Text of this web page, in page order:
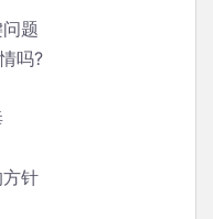
题
吗?
针